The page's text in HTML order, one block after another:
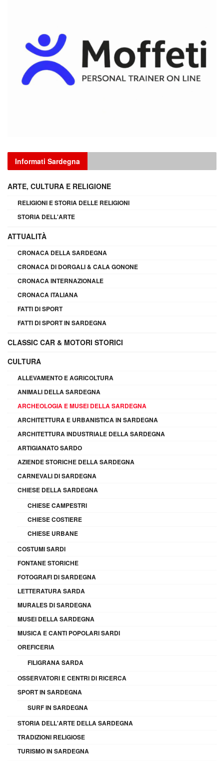
Informati Sardegna
ARTE, CULTURA E RELIGIONE
RELIGIONI E STORIA DELLE RELIGIONI
STORIA DELL'ARTE
ATTUALITÀ
CRONACA DELLA SARDEGNA
CRONACA DI DORGALI & CALA GONONE
CRONACA INTERNAZIONALE
CRONACA ITALIANA
FATTI DI SPORT
FATTI DI SPORT IN SARDEGNA
CLASSIC CAR & MOTORI STORICI
CULTURA
ALLEVAMENTO E AGRICOLTURA
ANIMALI DELLA SARDEGNA
ARCHEOLOGIA E MUSEI DELLA SARDEGNA
ARCHITETTURA E URBANISTICA IN SARDEGNA
ARCHITETTURA INDUSTRIALE DELLA SARDEGNA
ARTIGIANATO SARDO
AZIENDE STORICHE DELLA SARDEGNA
CARNEVALI DI SARDEGNA
CHIESE DELLA SARDEGNA
CHIESE CAMPESTRI
CHIESE COSTIERE
CHIESE URBANE
COSTUMI SARDI
FONTANE STORICHE
FOTOGRAFI DI SARDEGNA
LETTERATURA SARDA
MURALES DI SARDEGNA
MUSEI DELLA SARDEGNA
MUSICA E CANTI POPOLARI SARDI
OREFICERIA
FILIGRANA SARDA
OSSERVATORI E CENTRI DI RICERCA
SPORT IN SARDEGNA
SURF IN SARDEGNA
STORIA DELL'ARTE DELLA SARDEGNA
TRADIZIONI RELIGIOSE
TURISMO IN SARDEGNA